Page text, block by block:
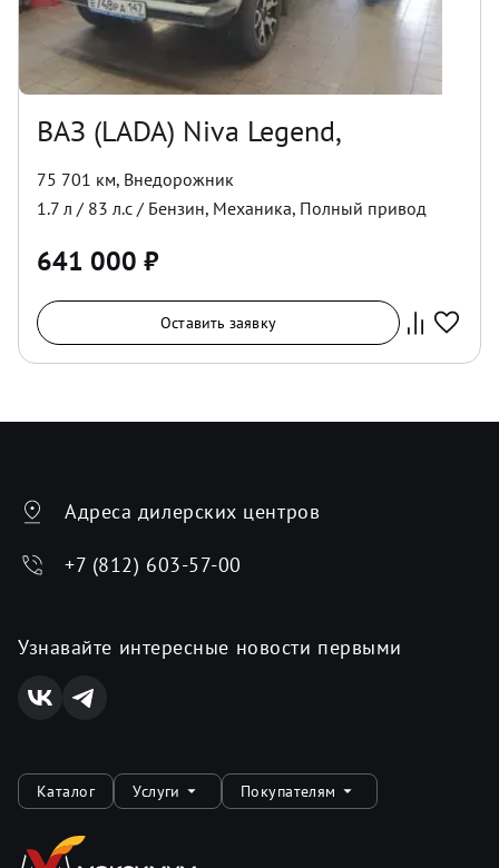
ВАЗ (LADA) Niva Legend,
75 701 км, Внедорожник
1.7 л / 83 л.с / Бензин, Механика, Полный привод
641 000 ₽
Оставить заявку
Адреса дилерских центров
+7 (812) 603-57-00
Узнавайте интересные новости первыми
Каталог Услуги Покупателям